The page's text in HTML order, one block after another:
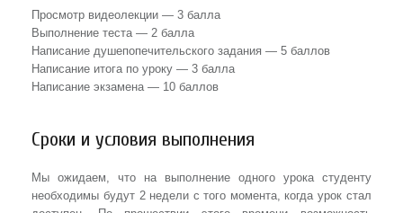
Просмотр видеолекции — 3 балла
Выполнение теста — 2 балла
Написание душепопечительского задания — 5 баллов
Написание итога по уроку — 3 балла
Написание экзамена — 10 баллов
Сроки и условия выполнения
Мы ожидаем, что на выполнение одного урока студенту
необходимы будут 2 недели с того момента, когда урок стал